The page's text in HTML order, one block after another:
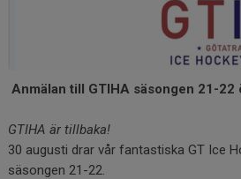
Anmälan till GTIHA säsongen 21-22
GTIHA är tillbaka!
30 augusti drar vår fantastiska GT Ice
säsongen 21-22.